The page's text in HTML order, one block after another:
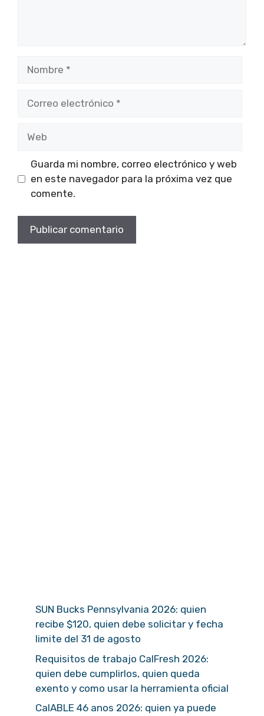
electrónico
Guarda mi nombre, correo electrónico y web
en este navegador para la próxima vez que
comente.
SUN Bucks Pennsylvania 2026: quien
recibe $120, quien debe solicitar y fecha
limite del 31 de agosto
Requisitos de trabajo CalFresh 2026:
quien debe cumplirlos, quien queda
exento y como usar la herramienta oficial
CalABLE 46 anos 2026: quien ya puede